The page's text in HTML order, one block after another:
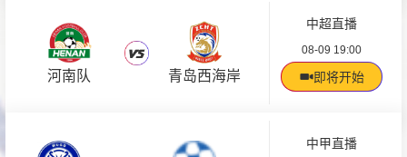
河南队 青岛西海岸
中超直播
08-09 19:00
即将开始
中甲直播